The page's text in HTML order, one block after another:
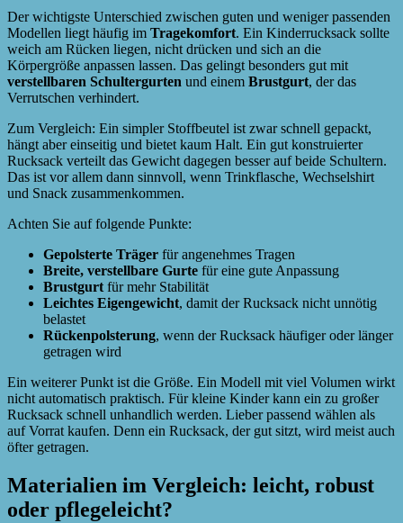
Der wichtigste Unterschied zwischen guten und weniger passenden
Modellen liegt häufig im Tragekomfort. Ein Kinderrucksack sollte
weich am Rücken liegen, nicht drücken und sich an die
Körpergröße anpassen lassen. Das gelingt besonders gut mit
verstellbaren Schultergurten und einem Brustgurt, der das
Verrutschen verhindert.
Zum Vergleich: Ein simpler Stoffbeutel ist zwar schnell gepackt,
hängt aber einseitig und bietet kaum Halt. Ein gut konstruierter
Rucksack verteilt das Gewicht dagegen besser auf beide Schultern.
Das ist vor allem dann sinnvoll, wenn Trinkflasche, Wechselshirt
und Snack zusammenkommen.
Achten Sie auf folgende Punkte:
Gepolsterte Träger für angenehmes Tragen
Breite, verstellbare Gurte für eine gute Anpassung
Brustgurt für mehr Stabilität
Leichtes Eigengewicht, damit der Rucksack nicht unnötig
belastet
Rückenpolsterung, wenn der Rucksack häufiger oder länger
getragen wird
Ein weiterer Punkt ist die Größe. Ein Modell mit viel Volumen wirkt
nicht automatisch praktisch. Für kleine Kinder kann ein zu großer
Rucksack schnell unhandlich werden. Lieber passend wählen als
auf Vorrat kaufen. Denn ein Rucksack, der gut sitzt, wird meist auch
öfter getragen.
Materialien im Vergleich: leicht, robust
oder pflegeleicht?